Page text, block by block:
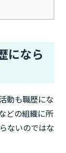
になら
動も職歴にな
どの組織に所
ないのではな